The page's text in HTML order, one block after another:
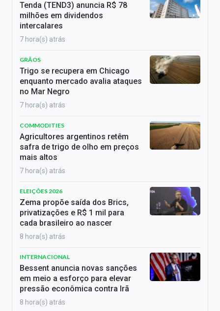
Tenda (TEND3) anuncia R$ 78
milhões em dividendos
intercalares
7 hora(s) atrás
GRÃOS
Trigo se recupera em Chicago
enquanto mercado avalia ataques
no Mar Negro
7 hora(s) atrás
COMMODITIES
Agricultores argentinos retêm
safra de trigo de olho em preços
mais altos
7 hora(s) atrás
ELEIÇÕES 2026
Zema propõe saída dos Brics,
privatizações e R$ 1 mil para
cada brasileiro ao nascer
8 hora(s) atrás
INTERNACIONAL
Bessent anuncia novas sanções
em meio a esforço para elevar
pressão econômica contra Irã
8 hora(s) atrás